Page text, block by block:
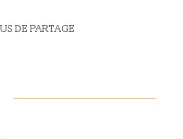
DE PARTAGE